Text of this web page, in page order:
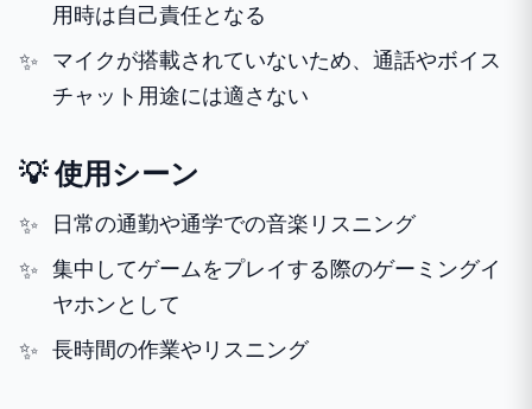
用時は自己責任となる
マイクが搭載されていないため、通話やボイス
チャット用途には適さない
💡 使用シーン
日常の通勤や通学での音楽リスニング
集中してゲームをプレイする際のゲーミングイ
ヤホンとして
長時間の作業やリスニング